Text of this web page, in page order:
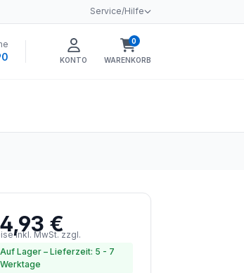
Service/Hilfe
KONTO
0
WARENKORB
Warenkorb enthält
Preis:
€
inkl. MwSt. zzgl.
Auf Lager – Lieferzeit: 5 - 7
Werktage